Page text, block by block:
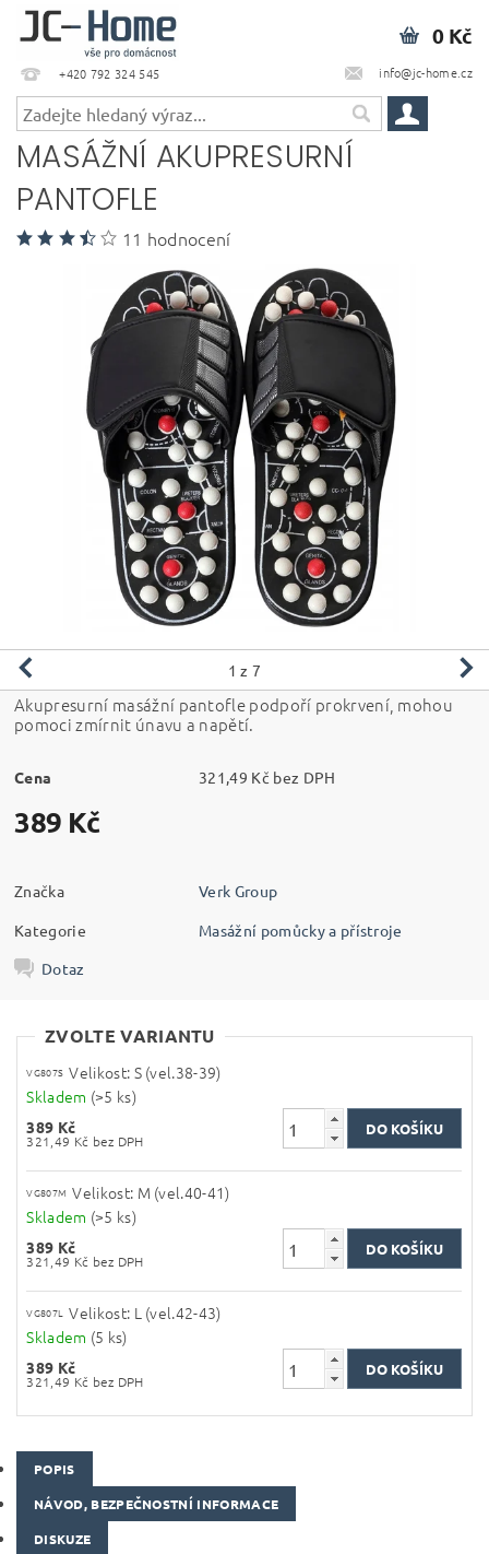
+420 792 324 545 info@jc-home.cz
0 Kč
MASÁŽNÍ AKUPRESURNÍ
PANTOFLE
11 hodnocení
1 z 7
Akupresurní masážní pantofle podpoří prokrvení, mohou
pomoci zmírnit únavu a napětí.
Cena 321,49 Kč bez DPH
389 Kč
Značka
Verk Group
Kategorie
Masážní pomůcky a přístroje
Dotaz
ZVOLTE VARIANTU
VG807S Velikost: S (vel.38-39)
Skladem (>5 ks)
389 Kč
321,49 Kč bez DPH
VG807M Velikost: M (vel.40-41)
Skladem (>5 ks)
389 Kč
321,49 Kč bez DPH
VG807L Velikost: L (vel.42-43)
Skladem (5 ks)
389 Kč
321,49 Kč bez DPH
POPIS
NÁVOD, BEZPEČNOSTNÍ INFORMACE
DISKUZE